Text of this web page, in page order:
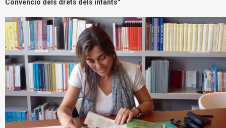
Convenció dels drets dels infants"